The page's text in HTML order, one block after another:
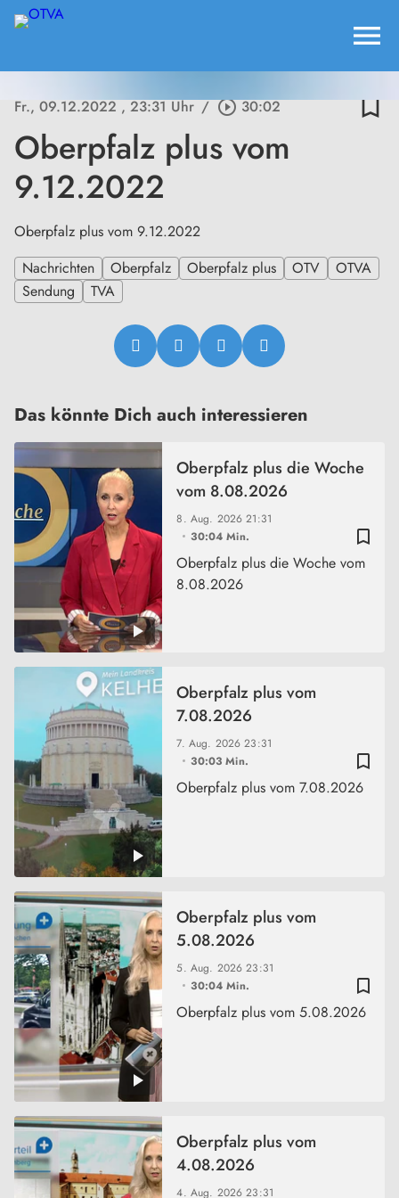
menu
Fr., 09.12.2022, 23:31 Uhr / play_circle_outline30:02 bookmark_border
Oberpfalz plus vom
9.12.2022
Oberpfalz plus vom 9.12.2022
Nachrichten
Oberpfalz Oberpfalz plus OTV
OTVA
Sendung
TVA
Das könnte Dich auch interessieren
bookmark_border
8. Aug. 202621:31
30:04 Min.
Oberpfalz plus die Woche
vom 8.08.2026
Oberpfalz plus die Woche vom
8.08.2026
bookmark_border
7. Aug. 202623:31
30:03 Min.
Oberpfalz plus vom
7.08.2026
Oberpfalz plus vom 7.08.2026
bookmark_border
5. Aug. 202623:31
30:04 Min.
Oberpfalz plus vom
5.08.2026
Oberpfalz plus vom 5.08.2026
4. Aug. 202623:31
Oberpfalz plus vom
4.08.2026